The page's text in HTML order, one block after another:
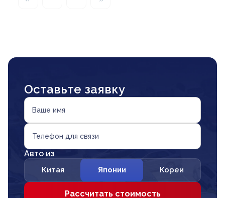
Оставьте заявку
Ваше имя
Телефон для связи
Авто из
Китая Японии Кореи
Рассчитать стоимость